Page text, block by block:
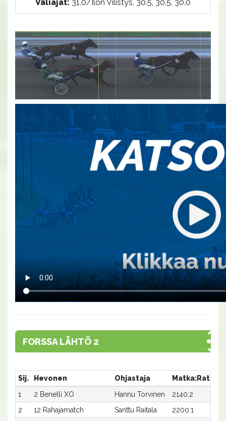
Väliajat: 31.0/Ilon Vilistys, 30.5, 30.5, 30.0
FORSSA LÄHTÖ 2
Sij. Hevonen Ohjastaja Matka:Rata
1
2 Benelli XO Hannu Torvinen 2140:2
2
12 Rahajamatch Santtu Raitala 2200:1